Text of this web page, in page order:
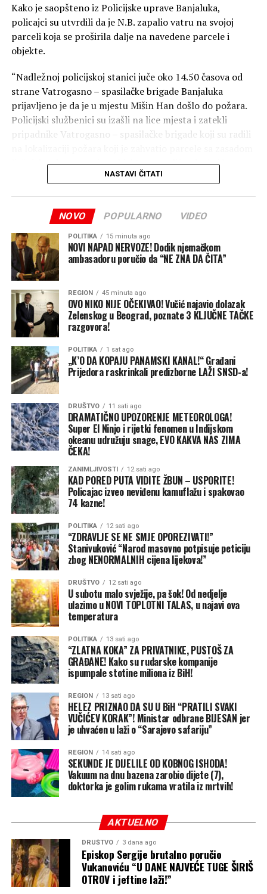
Kako je saopšteno iz Policijske uprave Banjaluka,
policajci su utvrdili da je N.B. zapalio vatru na svojoj
parceli koja se proširila dalje na navedene parcele i
objekte.
“Nadležnoj policijskoj stanici juče oko 14.50 časova od
strane Vatrogasno – spasilačke brigade Banjaluka
prijavljeno je da je u mjestu Mišin Han došlo do požara.
Policijski službenici su izašli na lice mjesta i zatekli
pripadnike Vatrogasno – spasilačke brigade koji su radili
lješnjaka, dva pomoćna objekta, porodičnu kuću i krov
druge porodične kuće”, naveli su oni.
Okružnog javnog tužilaštva Banjaluka.
Podsjećamo, iz Vatrogasno-spasilačke brigade saopštili
su ranije da je požar gasilo 14 vatrogasaca sa četiri
vozila.
Pored toga, vatrogasci su gasili i požar koji je zahvatio
smeće i nisko rastinje u Kolima, kao i požar u šumi u
Mišinom Hanu.
Takođe, imali su i tehničku intervenciju zbog prevrtanja
traktora na Stričićima, prenose Nezavisne.
NASTAVI ČITATI
NOVO POPULARNO VIDEO
POLITIKA 15 minuta ago
NOVI NAPAD NERVOZE! Dodik njemačkom
ambasadoru poručio da “NE ZNA DA ČITA”
REGION 45 minuta ago
OVO NIKO NIJE OČEKIVAO! Vučić najavio dolazak
Zelenskog u Beograd, poznate 3 KLJUČNE TAČKE
razgovora!
POLITIKA 1 sat ago
„K’O DA KOPAJU PANAMSKI KANAL!“ Građani
Prijedora raskrinkali predizborne LAŽI SNSD-a!
DRUŠTVO 11 sati ago
DRAMATIČNO UPOZORENJE METEOROLOGA!
Super El Ninjo i rijetki fenomen u Indijskom
okeanu udružuju snage, EVO KAKVA NAS ZIMA
ČEKA!
ZANIMLJIVOSTI 12 sati ago
KAD PORED PUTA VIDITE ŽBUN – USPORITE!
Policajac izveo neviđenu kamuflažu i spakovao
74 kazne!
POLITIKA 12 sati ago
“ZDRAVLJE SE NE SMJE OPOREZIVATI!”
Stanivuković “Narod masovno potpisuje peticiju
zbog NENORMALNIH cijena lijekova!”
DRUŠTVO 12 sati ago
U subotu malo svježije, pa šok! Od nedjelje
ulazimo u NOVI TOPLOTNI TALAS, u najavi ova
temperatura
POLITIKA 13 sati ago
“ZLATNA KOKA” ZA PRIVATNIKE, PUSTOŠ ZA
GRAĐANE! Kako su rudarske kompanije
ispumpale stotine miliona iz BiH!
REGION 13 sati ago
HELEZ PRIZNAO DA SU U BiH “PRATILI SVAKI
VUČIĆEV KORAK”! Ministar odbrane BIJESAN jer
je uhvaćen u laži o “Sarajevo safariju”
REGION 14 sati ago
SEKUNDE JE DIJELILE OD KOBNOG ISHODA!
Vakuum na dnu bazena zarobio dijete (7),
doktorka je golim rukama vratila iz mrtvih!
AKTUELNO
DRUŠTVO 3 dana ago
Episkop Sergije brutalno poručio
Vukanoviću “U DANE NAJVEĆE TUGE ŠIRIŠ
OTROV i jeftine laži!”